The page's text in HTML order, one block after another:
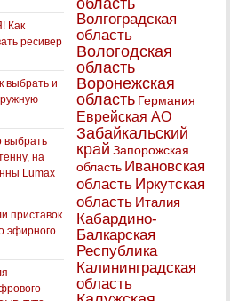
Как
ресивер
выбрать и
выбрать
на
Lumax
приставок
эфирного
область
Волгоградская
область
Вологодская
область
Воронежская
область Германия
Еврейская АО
Забайкальский
край Запорожская
область Ивановская
область Иркутская
область Италия
Кабардино-
Балкарская
Республика
Калининградская
область